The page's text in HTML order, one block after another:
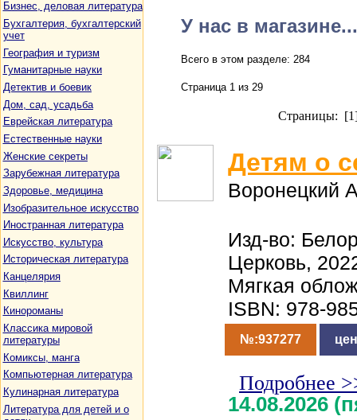
Бизнес, деловая литература
Бухгалтерия, бухгалтерский
учет
География и туризм
Гуманитарные науки
Детектив и боевик
Дом, сад, усадьба
Еврейская литература
Естественные науки
Женские секреты
Зарубежная литература
Здоровье, медицина
Изобразительное искусство
Иностранная литература
Искусство, культура
Историческая литература
Канцелярия
Квиллинг
Кинороманы
Классика мировой
литературы
Комиксы, манга
Компьютерная литература
Кулинарная литература
Литература для детей и о
У нас в магазине...
Всего в этом разделе: 284
Страница 1 из 29
Страницы:
Детям о
Воронецкий
Изд-во:
Церковь,
Мягкая
ISBN: 978-
№:937277
Подробнее
14.08.2026